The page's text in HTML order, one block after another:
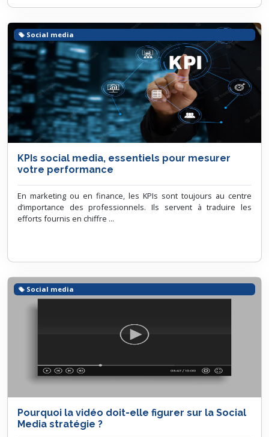
KPIs social media, essentiels pour mesurer
votre performance
En marketing ou en finance, les KPIs sont toujours au centre
d’importance des professionnels. Ils servent à traduire les
efforts fournis en chiffre ...
Social media
Pourquoi la vidéo doit-elle figurer sur la Social
Media stratégie ?
Social media